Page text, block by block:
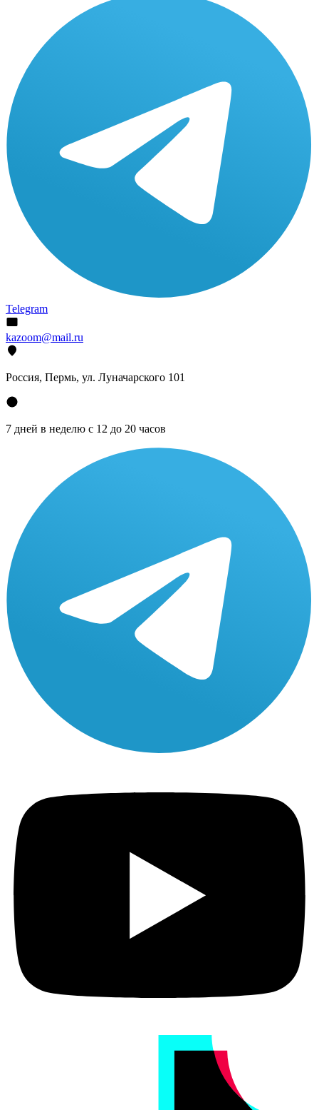
Telegram
kazoom@mail.ru
Россия, Пермь, ул. Луначарского 101
7 дней в неделю с 12 до 20 часов